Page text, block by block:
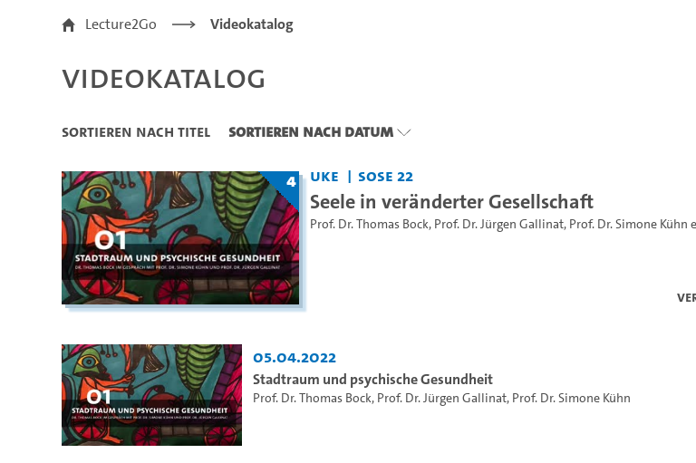
Videokatalog
Lecture2Go Videokatalog
Videokatalog
Sortieren nach Titel Sortieren nach Datum
4 UKE SoSe 22
Seele in veränderter Gesellschaft
Prof. Dr. Thomas Bock, Prof. Dr. Jürgen Gallinat, Prof. Dr. Simone Kühn
05.04.2022
Stadtraum und psychische Gesundheit
Prof. Dr. Thomas Bock, Prof. Dr. Jürgen Gallinat, Prof. Dr. Simone Kühn